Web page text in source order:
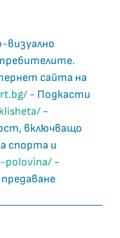
визуално
сайта на
- Подкасти
-
включващо
спорта и
polovina/ -